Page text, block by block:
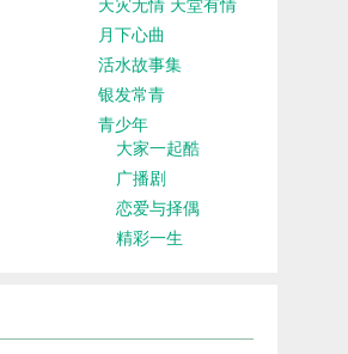
月下心曲
活水故事集
银发常青
青少年
大家一起酷
广播剧
恋爱与择偶
精彩一生